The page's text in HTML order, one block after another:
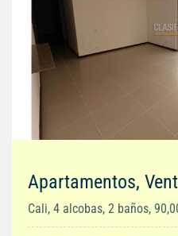
Apartamentos,
Cali, 4 alcobas, 2 baños,